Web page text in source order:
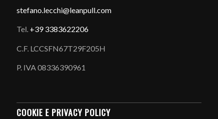
stefano. lecchi@leanpull.com
Tel. +39 3383622206
C.F. LCCSFN67T29F205H
P. IVA 08336390961
COOKIE E PRIVACY POLICY